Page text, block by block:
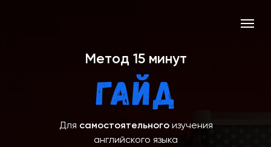
Гайд
Метод 15 минут
Для самостоятельногоизучения
английского языка